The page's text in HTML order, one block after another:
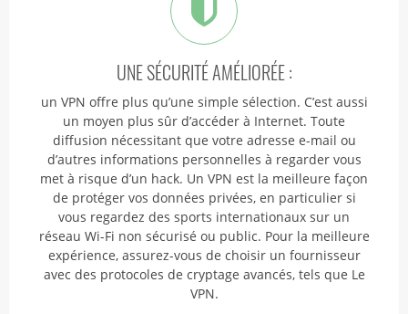
UNE SÉCURITÉ AMÉLIORÉE :
un VPN offre plus qu’une simple sélection. C’est aussi
un moyen plus sûr d’accéder à Internet. Toute
diffusion nécessitant que votre adresse e-mail ou
d’autres informations personnelles à regarder vous
met à risque d’un hack. Un VPN est la meilleure façon
de protéger vos données privées, en particulier si
vous regardez des sports internationaux sur un
réseau Wi-Fi non sécurisé ou public. Pour la meilleure
expérience, assurez-vous de choisir un fournisseur
avec des protocoles de cryptage avancés, tels que Le
VPN.